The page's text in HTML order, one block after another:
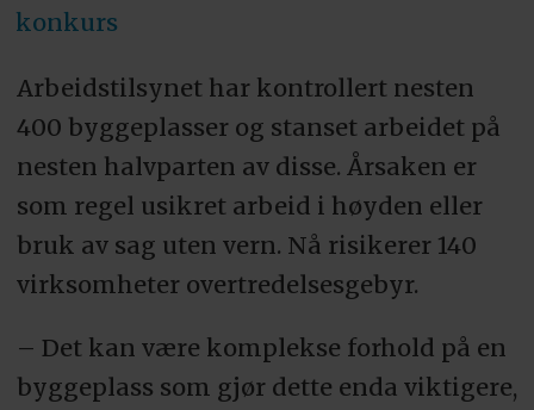
konkurs
Arbeidstilsynet har kontrollert nesten
400 byggeplasser og stanset arbeidet på
nesten halvparten av disse. Årsaken er
som regel usikret arbeid i høyden eller
bruk av sag uten vern. Nå risikerer 140
virksomheter overtredelsesgebyr.
– Det kan være komplekse forhold på en
byggeplass som gjør dette enda viktigere,